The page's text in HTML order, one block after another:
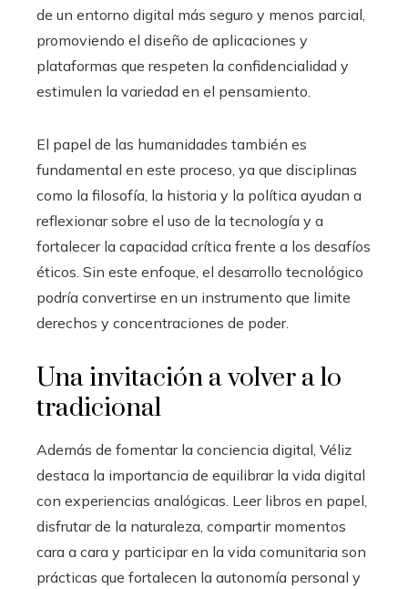
de un entorno digital más seguro y menos parcial,
promoviendo el diseño de aplicaciones y
plataformas que respeten la confidencialidad y
estimulen la variedad en el pensamiento.
El papel de las humanidades también es
fundamental en este proceso, ya que disciplinas
como la filosofía, la historia y la política ayudan a
reflexionar sobre el uso de la tecnología y a
fortalecer la capacidad crítica frente a los desafíos
éticos. Sin este enfoque, el desarrollo tecnológico
podría convertirse en un instrumento que limite
derechos y concentraciones de poder.
Una invitación a volver a lo
tradicional
Además de fomentar la conciencia digital, Véliz
destaca la importancia de equilibrar la vida digital
con experiencias analógicas. Leer libros en papel,
disfrutar de la naturaleza, compartir momentos
cara a cara y participar en la vida comunitaria son
prácticas que fortalecen la autonomía personal y